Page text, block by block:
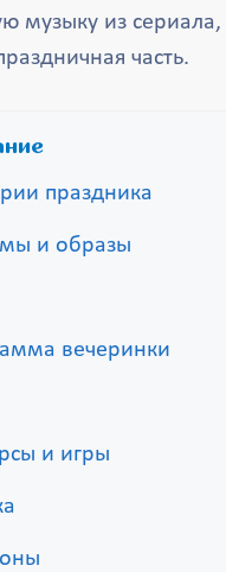
музыку из сериала,
часть.
праздника
и образы
вечеринки
и игры